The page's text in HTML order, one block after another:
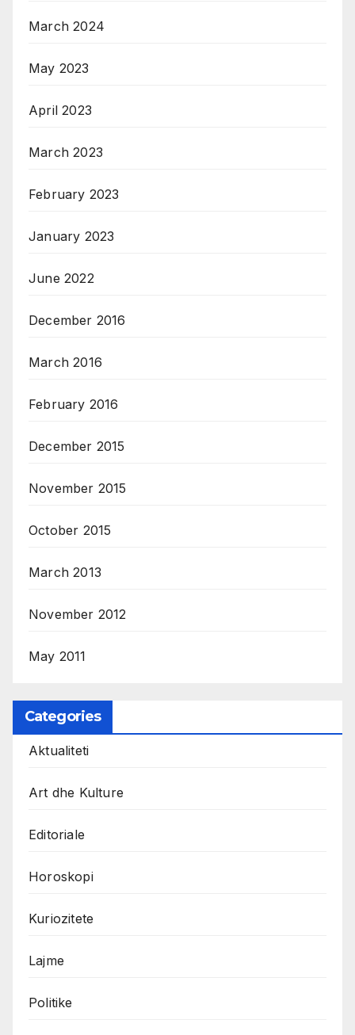
March 2024
May 2023
April 2023
March 2023
February 2023
January 2023
June 2022
December 2016
March 2016
February 2016
December 2015
November 2015
October 2015
March 2013
November 2012
May 2011
Categories
Aktualiteti
Art dhe Kulture
Editoriale
Horoskopi
Kuriozitete
Lajme
Politike